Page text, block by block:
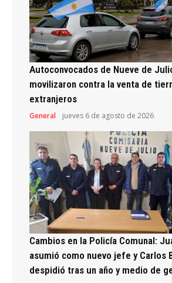
Autoconvocados de Nueve de
movilizaron contra la venta de
extranjeros
General jueves 6 de agosto de 2026
Cambios en la Policía Comunal:
asumió como nuevo jefe y Carlos
despidió tras un año y medio de